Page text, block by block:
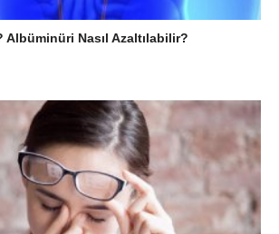
Nasıl Azaltılabilir?